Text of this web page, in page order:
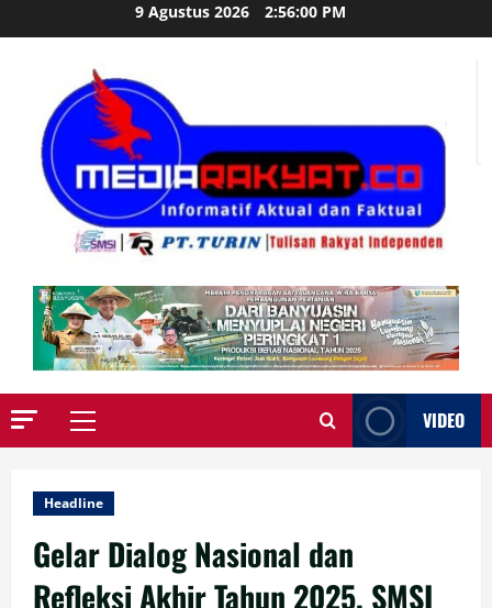
to
9 Agustus 2026 2:56:02 PM
Primary
VIDEO
Headline
Gelar Dialog Nasional dan
Refleksi Akhir Tahun 2025, SMSI